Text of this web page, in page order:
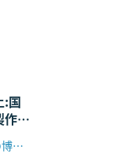
:国
作報
埼玉県立歴史と民俗の博物館